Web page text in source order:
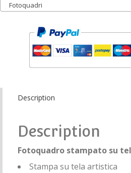
Fotoquadri
Description
Description
Fotoquadro stampato su
Stampa su tela artistica